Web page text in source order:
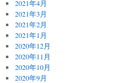
2021年4月
2021年3月
2021年2月
2021年1月
2020年12月
2020年11月
2020年10月
2020年9月